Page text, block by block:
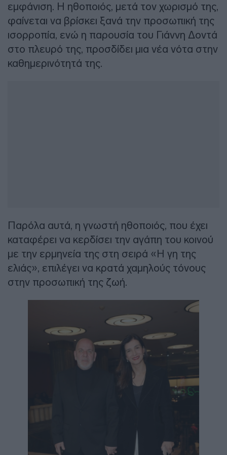
εμφάνιση. Η ηθοποιός, μετά τον χωρισμό της,
φαίνεται να βρίσκει ξανά την προσωπική της
ισορροπία, ενώ η παρουσία του Γιάννη Δοντά
στο πλευρό της, προσδίδει μια νέα νότα στην
καθημερινότητά της.
Παρόλα αυτά, η γνωστή ηθοποιός, που έχει
καταφέρει να κερδίσει την αγάπη του κοινού
με την ερμηνεία της στη σειρά «Η γη της
ελιάς», επιλέγει να κρατά χαμηλούς τόνους
στην προσωπική της ζωή.